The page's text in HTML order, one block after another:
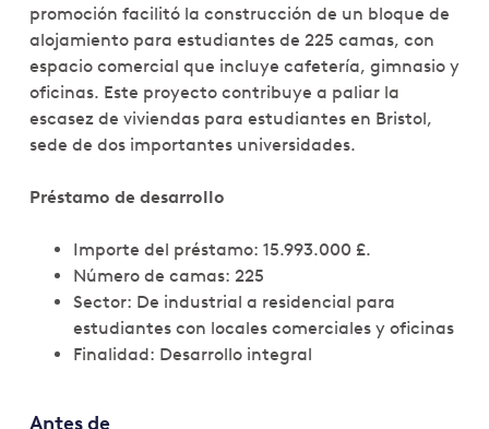
Antes de
promoción facilitó la construcción de un bloque de
alojamiento para estudiantes de 225 camas, con
espacio comercial que incluye cafetería, gimnasio y
oficinas. Este proyecto contribuye a paliar la
escasez de viviendas para estudiantes en Bristol,
sede de dos importantes universidades.
Préstamo de desarrollo
Importe del préstamo: 15.993.000 £.
Número de camas: 225
Sector: De industrial a residencial para
estudiantes con locales comerciales y oficinas
Finalidad: Desarrollo integral